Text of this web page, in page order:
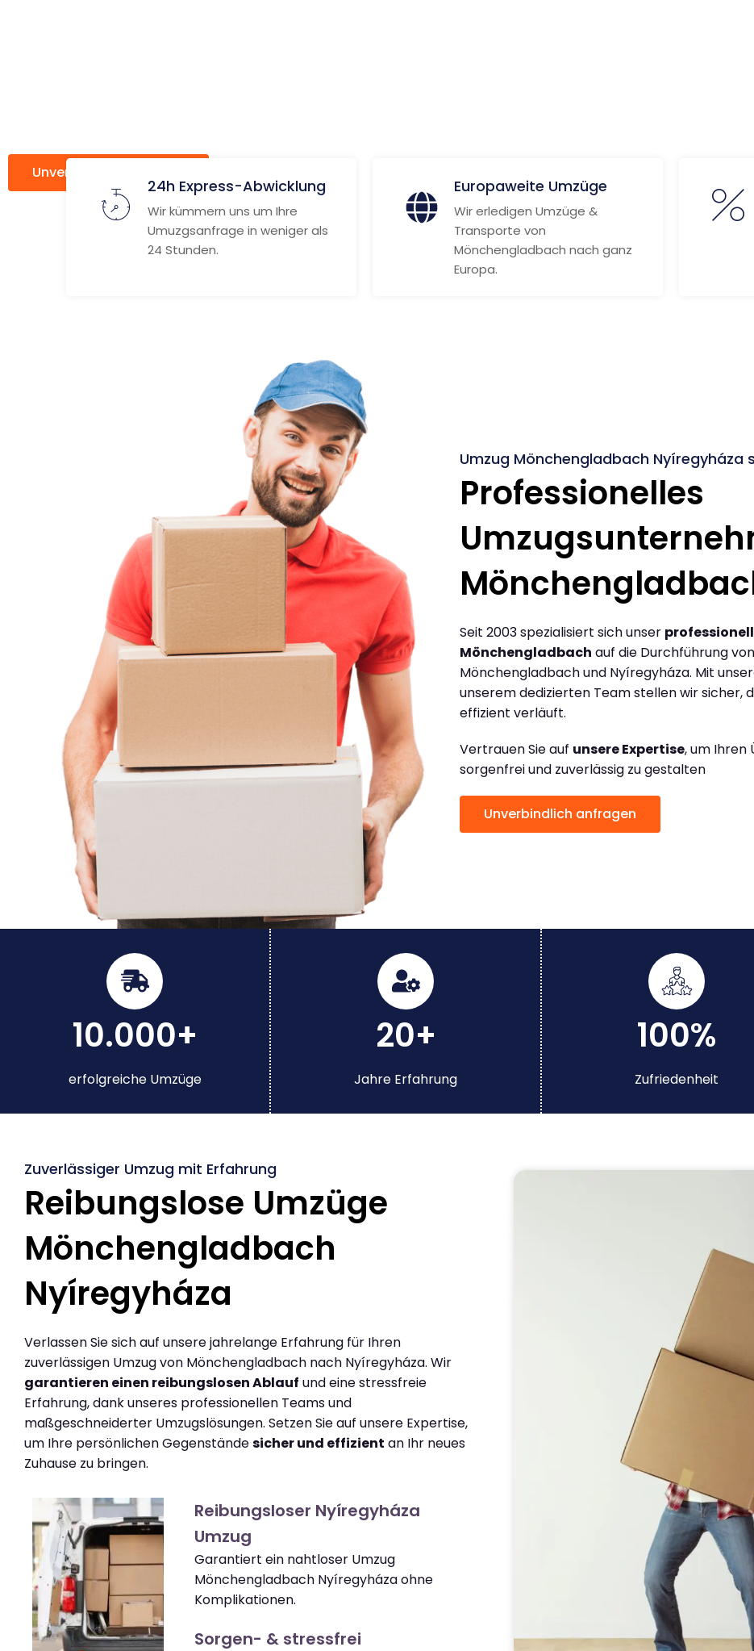
Unverbindlich anfragen
24h Express-Abwicklung
Wir kümmern uns um Ihre
Umuzgsanfrage in weniger als
24 Stunden.
Europaweite Umzüge
Wir erledigen Umzüge &
Transporte von
Mönchengladbach nach ganz
Europa.
Umzug Mönchengladbach Nyíregyháza
Professionelles
Seit 2003 spezialisiert sich unser
Mönchengladbach auf die Durchführung
Mönchengladbach und Nyíregyháza. Mit
unserem dedizierten Team stellen wir sicher,
effizient verläuft.
Vertrauen Sie auf unsere Expertise, um Ihren
sorgenfrei und zuverlässig zu gestalten
Unverbindlich anfragen
10.000+
erfolgreiche Umzüge
20+
Jahre Erfahrung
100%
Zufriedenheit
Zuverlässiger Umzug mit Erfahrung
Reibungslose Umzüge
Mönchengladbach
Nyíregyháza
Verlassen Sie sich auf unsere jahrelange Erfahrung für Ihren
zuverlässigen Umzug von Mönchengladbach nach Nyíregyháza. Wir
garantieren einen reibungslosen Ablauf und eine stressfreie
Erfahrung, dank unseres professionellen Teams und
maßgeschneiderter Umzugslösungen. Setzen Sie auf unsere Expertise,
um Ihre persönlichen Gegenständesicher und effizient an Ihr neues
Zuhause zu bringen.
Reibungsloser Nyíregyháza
Umzug
Garantiert ein nahtloser Umzug
Mönchengladbach Nyíregyháza ohne
Komplikationen.
Sorgen- & stressfrei